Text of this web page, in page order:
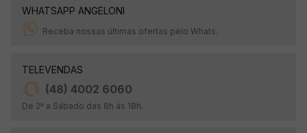
WHATSAPP ANGELONI
Receba nossas últimas ofertas pelo Whats.
TELEVENDAS
(48) 4002 6060
De 2ª a Sábado das 8h às 18h.